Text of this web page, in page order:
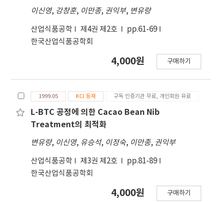
이신영, 강창훈, 이만종, 권익부, 변유량
산업식품공학 제4권 제2호
pp.61-69
한국산업식품공학회
4,000원 구매하기
1999.05 KCI 등재 구독 인증기관 무료, 개인회원 유료
L-BTC 공정에 의한 Cacao Bean Nib
Treatment의 최적화
변유량, 이신영, 유승석, 이정숙, 이만종, 권익부
산업식품공학 제3권 제2호
pp.81-89
한국산업식품공학회
4,000원 구매하기